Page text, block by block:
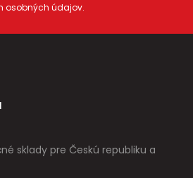
osobných údajov.
sklady pre Českú republiku a